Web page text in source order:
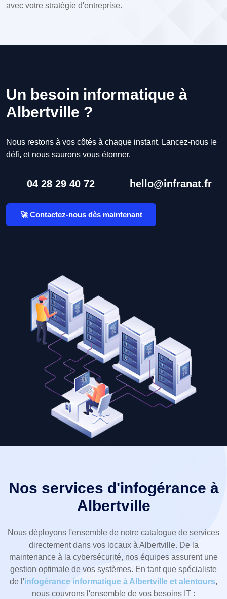
avec votre stratégie d'entreprise.
Un besoin informatique à
Albertville ?
Nous restons à vos côtés à chaque instant. Lancez-nous le
défi, et nous saurons vous étonner.
04 28 29 40 72 hello@infranat.fr
🚀 Contactez-nous dès maintenant
Nos services d'infogérance à
Albertville
Nous déployons l'ensemble de notre catalogue de services
directement dans vos locaux à Albertville. De la
maintenance à la cybersécurité, nos équipes assurent une
gestion optimale de vos systèmes. En tant que spécialiste
de l'infogérance informatique à Albertville et alentours,
nous couvrons l'ensemble de vos besoins IT :